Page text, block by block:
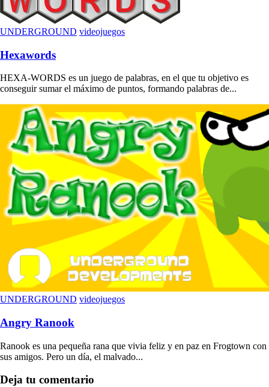
UNDERGROUND videojuegos
Hexawords
HEXA-WORDS es un juego de palabras, en el que tu objetivo es
conseguir sumar el máximo de puntos, formando palabras de...
UNDERGROUND videojuegos
Angry Ranook
Ranook es una pequeña rana que vivia feliz y en paz en Frogtown con
sus amigos. Pero un día, el malvado...
Deja tu comentario